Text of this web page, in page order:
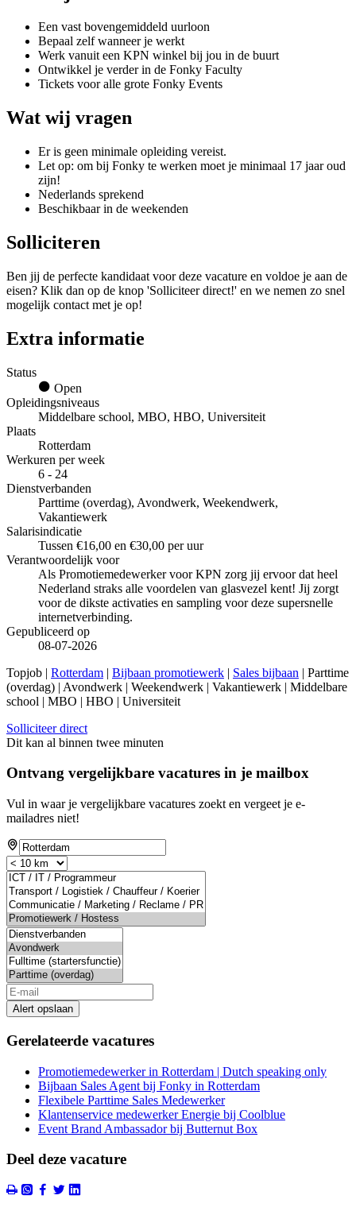
Een vast bovengemiddeld uurloon
Bepaal zelf wanneer je werkt
Werk vanuit een KPN winkel bij jou in de buurt
Ontwikkel je verder in de Fonky Faculty
Tickets voor alle grote Fonky Events
Wat wij vragen
Er is geen minimale opleiding vereist.
Let op: om bij Fonky te werken moet je minimaal 17 jaar oud
zijn!
Nederlands sprekend
Beschikbaar in de weekenden
Solliciteren
Ben jij de perfecte kandidaat voor deze vacature en voldoe je aan de
eisen? Klik dan op de knop 'Solliciteer direct!' en we nemen zo snel
mogelijk contact met je op!
Extra informatie
Status
Open
Opleidingsniveaus
Middelbare school, MBO, HBO, Universiteit
Plaats
Rotterdam
Werkuren per week
6 - 24
Dienstverbanden
Parttime (overdag), Avondwerk, Weekendwerk,
Vakantiewerk
Salarisindicatie
Tussen €16,00 en €30,00 per uur
Verantwoordelijk voor
Als Promotiemedewerker voor KPN zorg jij ervoor dat heel
Nederland straks alle voordelen van glasvezel kent! Jij zorgt
voor de dikste activaties en sampling voor deze supersnelle
internetverbinding.
Gepubliceerd op
08-07-2026
Topjob | Rotterdam | Bijbaan promotiewerk | Sales bijbaan | Parttime
(overdag) | Avondwerk | Weekendwerk | Vakantiewerk | Middelbare
school | MBO | HBO | Universiteit
Solliciteer direct
Dit kan al binnen twee minuten
Ontvang vergelijkbare vacatures in je mailbox
Vul in waar je vergelijkbare vacatures zoekt en vergeet je e-
mailadres niet!
Alert opslaan
Gerelateerde vacatures
Promotiemedewerker in Rotterdam | Dutch speaking only
Bijbaan Sales Agent bij Fonky in Rotterdam
Flexibele Parttime Sales Medewerker
Klantenservice medewerker Energie bij Coolblue
Event Brand Ambassador bij Butternut Box
Deel deze vacature